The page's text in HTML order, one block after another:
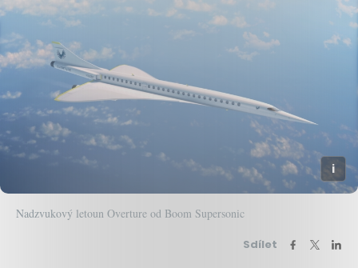
Nadzvukový letoun Overture od Boom Supersonic
Sdílet